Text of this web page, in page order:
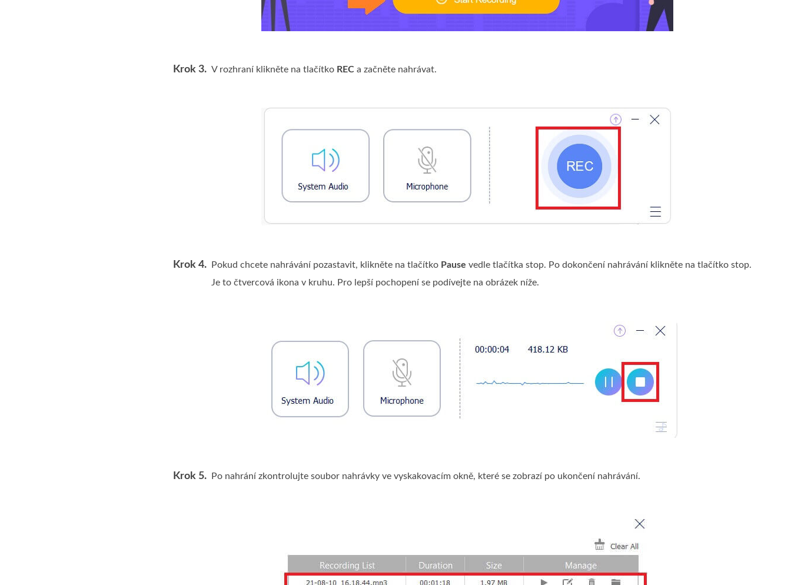
Krok 3. V rozhraní klikněte na tlačítko REC a začněte nahrávat.
Krok 4. Pokud chcete nahrávání pozastavit, klikněte na tlačítko Pause vedle tlačítka stop. Po dokončení nahrávání klikněte na tlačítko stop.
Je to čtvercová ikona v kruhu. Pro lepší pochopení se podívejte na obrázek níže.
Krok 5. Po nahrání zkontrolujte soubor nahrávky ve vyskakovacím okně, které se zobrazí po ukončení nahrávání.